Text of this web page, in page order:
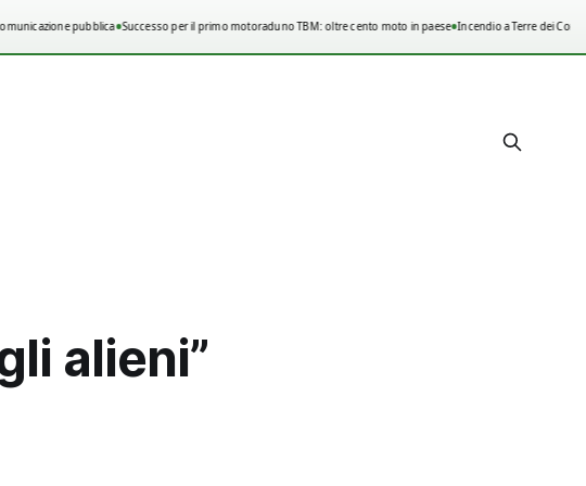
pubblica•Successo per il primo motoraduno TBM: oltre cento moto in paese•Incendio a Terre dei
alieni”